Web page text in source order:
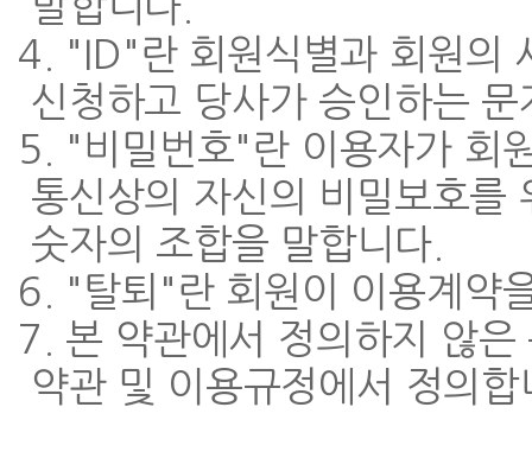
4. "ID"란 회원식별과 회원의
신청하고 당사가 승인하는
5. "비밀번호"란 이용자가 회
통신상의 자신의 비밀보호를
숫자의 조합을 말합니다.
6. "탈퇴"란 회원이 이용계약
7. 본 약관에서 정의하지 않
약관 및 이용규정에서 정의합